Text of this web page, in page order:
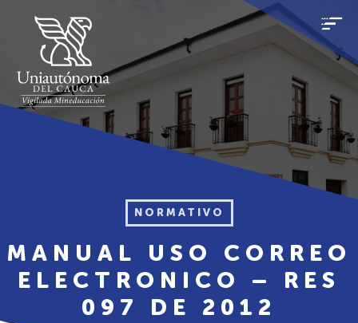
NORMATIVO
MANUAL USO CORREO
ELECTRONICO – RES
097 DE 2012